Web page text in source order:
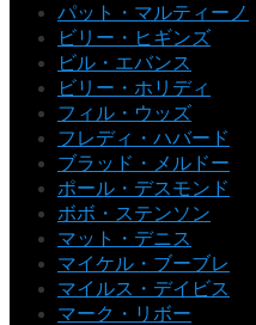
パット・マルティーノ
ビリー・ヒギンズ
ビル・エバンス
ビリー・ホリディ
フィル・ウッズ
フレディ・ハバード
ブラッド・メルドー
ポール・デスモンド
ボボ・ステンソン
マット・デニス
マイケル・ブーブレ
マイルス・デイビス
マーク・リボー